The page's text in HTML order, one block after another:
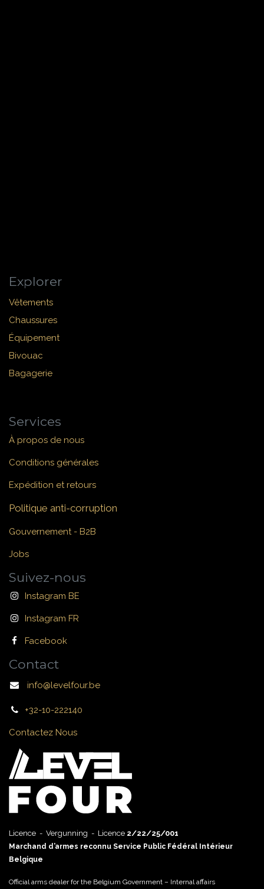
Explorer
Vêtements
Chaussures
Équipement
Bivouac
Bagagerie
Services
À propos de nous
Conditions générales
Expédition et retours
Politique anti-corruption
Gouvernement - B2B
Jobs
Suivez-nous
Instagram BE
Instagram FR
Facebook
Contact
info@levelfour.be
+32-10-222140
Contactez Nous
Licence - Vergunning - Licence 2/22/25/001
Marchand d’armes reconnu Service Public Fédéral Intérieur
Belgique
Official arms dealer for the Belgium Government – Internal affairs